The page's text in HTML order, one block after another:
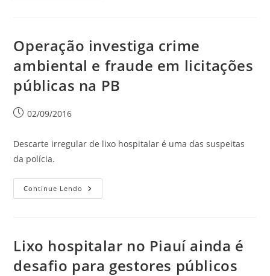
Operação investiga crime
ambiental e fraude em licitações
públicas na PB
02/09/2016
Descarte irregular de lixo hospitalar é uma das suspeitas
da polícia.
Continue Lendo
Lixo hospitalar no Piauí ainda é
desafio para gestores públicos